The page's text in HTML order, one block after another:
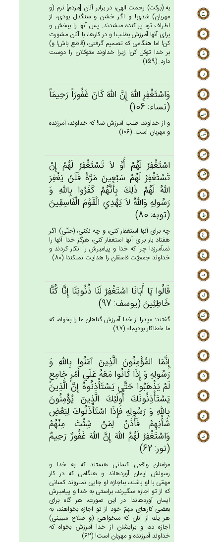
به (بركت) رحمت الهى، در برابر آنان [مردم‏] نرم (و
مهربان) شدى! و اگر خشن و سنگدل بودى، از
اطراف تو، پراكنده مى‏شدند. پس آنها را ببخش و
براى آنها آمرزش بطلب! و در كارها، با آنان مشورت
كن! اما هنگامى كه تصميم گرفتى، (قاطع باش! و)
بر خدا توكل كن! زيرا خداوند متوكلان را دوست
دارد. (159)
وَاسْتَغْفِرِ الله‌َ إِن‌َّ الله‌َ كَان‌َ غَفُورَاً رَحِيمَاً
(نساء: 106)
و از خداوند، طلب آمرزش نما! كه خداوند، آمرزنده
و مهربان است. (106)
اسْتَغْفِرْ لَهُم‌ْ أَوْ لاَ تَسْتَغْفِرْ لَهُم‌ْ إِنْ‌
تَسْتَغْفِرْ لَهُم‌ْ سَبْعِين‌َ مَرَّة‌ً فَلَن‌ْ يَغْفِرَ
الله‌ُ لَهُم‌ْ ذَلِك‌َ بِأَنَّهُم‌ْ كَفَرُوا بِالله‌ِ وَ
رَسُولِه‌ِ وَالله‌ُ لاَ يَهْدِي‌ الْقَوْم‌َ الْفَاسِقِين‌َ
(توبه: 80)
چه براى آنها استغفار كنى، و چه نكنى، (حتّى) اگر
هفتاد بار براى آنها استغفار كنى، هرگز خدا آنها را
نمى‏آمرزد! چرا كه خدا و پيامبرش را انكار كردند و
خداوند جمعيّت فاسقان را هدايت نمى‏كند! (80)
قَالُوا يَا أَبَانَا اسْتَغْفِرْ لَنَا ذُنُوبَنَا إِنَّا كُنَّا
خَاطِئِين‌َ (يوسف: 97)
گفتند: «پدر! از خدا آمرزش گناهان ما را بخواه، كه
ما خطاكار بوديم!» (97)
إِنَّمَا المُؤْمِنُون‌َ الَّذِين‌َ آمَنُوا بِالله‌ِ وَ
رَسُولِه‌ِ وَ إِذَا كَانُوا مَعَه‌ُ عَلَي‌ أَمْرٍ جَامِع‌ٍ
لَم‌ْ يَذْهَبُوا حَتَّي‌ يَسْتَأْذِنُوه‌ُ إِن‌َّ الَّذِين‌َ
يَسْتَأْذِنُونَك‌َ أُولَئِك‌َ الَّذِين‌َ يُؤْمِنُون‌َ
بِالله‌ِ وَ رَسُولِه‌ِ فَإِذَا اسْتَأْذَنُوك‌َ لِبَعْض‌ِ
شَأْنِهِم‌ْ فَأْذَنْ‌ لِمَنْ‌ شِئْت‌َ مِنْهُم‌ْ
وَاسْتَغْفِرْ لَهُم‌ُ الله‌َ إِن‌َّ الله‌َ غَفُورٌ رَحِيم‌ٌ
(نور: 62)
مؤمنان واقعى كسانى هستند كه به خدا و
رسولش ايمان آورده‏اند و هنگامى كه در كار
مهمّى با او باشند، بى‏اجازه او جايى نمى‏روند كسانى
كه از تو اجازه مى‏گيرند، براستى به خدا و پيامبرش
ايمان آورده‏اند! در اين صورت، هر گاه براى
بعضى كارهاى مهمّ خود از تو اجازه بخواهند، به
هر يك از آنان كه مى‏خواهى (و صلاح مى‏بينى)
اجازه ده، و برايشان از خدا آمرزش بخواه كه
خداوند آمرزنده و مهربان است! (62)